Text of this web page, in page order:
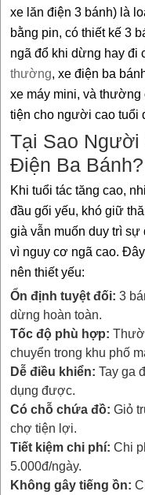
xe lăn điện 3 bánh) là
bằng pin, có thiết kế 3
ngã đổ khi dừng hay đi
thường, xe điện ba
xe máy mini, và
tiện cho người cao tuổi
Tại Sao Người
Điện Ba Bánh?
Khi tuổi tác tăng cao,
đầu gối yếu, khó giữ
già vẫn muốn duy trì
vì nguy cơ ngã cao.
nên thiết yếu:
Ổn định tuyệt đối: 3
dừng hoàn toàn.
Tốc độ phù hợp:
chuyển trong khu phố
Dễ điều khiển: Tay ga
dụng được.
Có chỗ chứa đồ: Giỏ
chợ tiện lợi.
Tiết kiệm chi phí: Chi
5.000đ/ngày.
Không gây tiếng ồn: